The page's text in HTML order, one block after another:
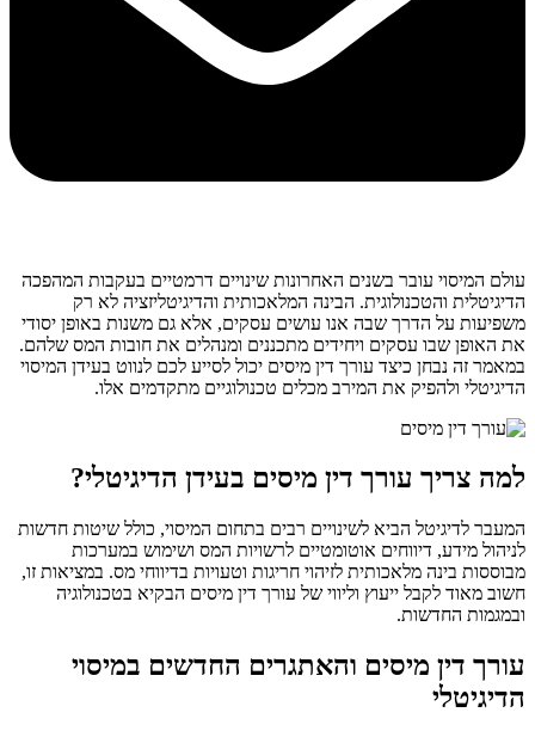
עולם המיסוי עובר בשנים האחרונות שינויים דרמטיים בעקבות המהפכה
הדיגיטלית והטכנולוגית. הבינה המלאכותית והדיגיטליזציה לא רק
משפיעות על הדרך שבה אנו עושים עסקים, אלא גם משנות באופן יסודי
את האופן שבו עסקים ויחידים מתכננים ומנהלים את חובות המס שלהם.
במאמר זה נבחן כיצד עורך דין מיסים יכול לסייע לכם לנווט בעידן המיסוי
הדיגיטלי ולהפיק את המירב מכלים טכנולוגיים מתקדמים אלו.
למה צריך עורך דין מיסים בעידן הדיגיטלי?
המעבר לדיגיטל הביא לשינויים רבים בתחום המיסוי, כולל שיטות חדשות
לניהול מידע, דיווחים אוטומטיים לרשויות המס ושימוש במערכות
מבוססות בינה מלאכותית לזיהוי חריגות וטעויות בדיווחי מס. במציאות זו,
חשוב מאוד לקבל ייעוץ וליווי של עורך דין מיסים הבקיא בטכנולוגיה
ובמגמות החדשות.
עורך דין מיסים והאתגרים החדשים במיסוי
הדיגיטלי